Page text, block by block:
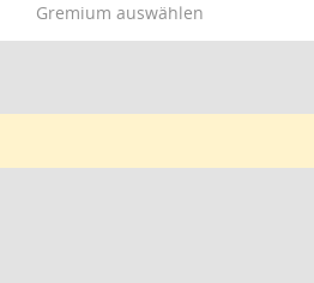
Gremium auswählen